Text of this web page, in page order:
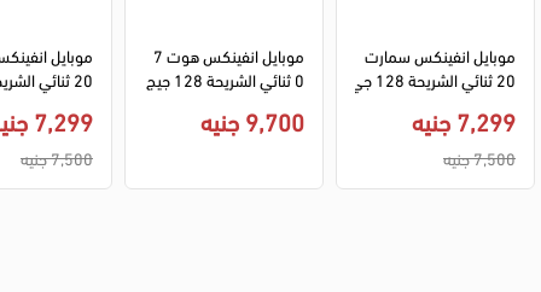
20 ثنائي الشريحة 128 جي
- أسود
7,299 جنيه
7,500 جنيه
موبايل انفينكس هوت 7
0 ثنائي الشريحة 128 جيج
سود
9,700 جنيه -  برتقالي
7,299 جنيه
7,500 جنيه